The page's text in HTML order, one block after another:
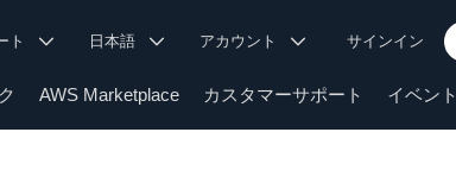
ト 日本語 アカウント サインイン
AWS Marketplace カスタマーサポート イベント